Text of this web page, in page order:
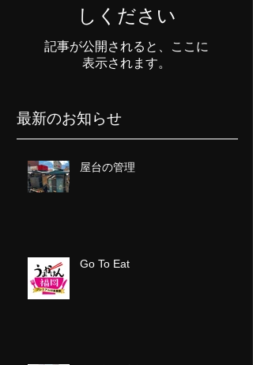
しください
記事が公開されると、ここに
表示されます。
最新のお知らせ
屋台の管理
Go To Eat